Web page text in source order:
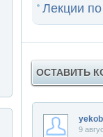
Лекции
ОСТАВИТЬ
9